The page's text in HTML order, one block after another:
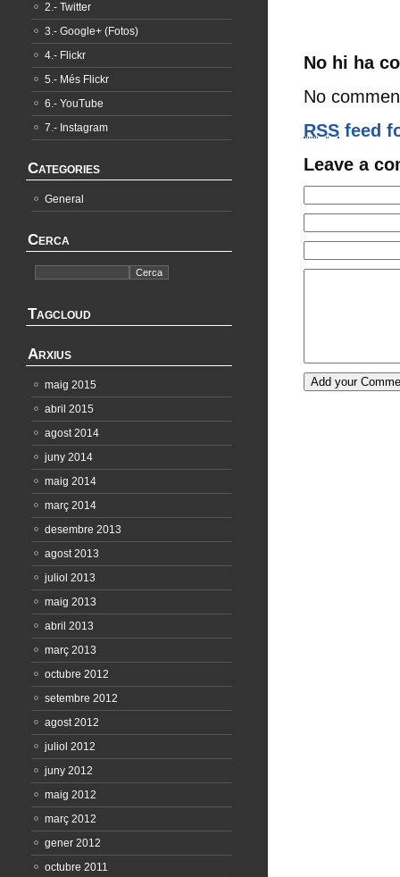
No hi ha
No
RSS feed
Leave a
2.- Twitter
3.- Google+ (Fotos)
4.- Flickr
5.- Més Flickr
6.- YouTube
7.- Instagram
Categories
General
Cerca
Tagcloud
Arxius
maig 2015
abril 2015
agost 2014
juny 2014
maig 2014
març 2014
desembre 2013
agost 2013
juliol 2013
maig 2013
abril 2013
març 2013
octubre 2012
setembre 2012
agost 2012
juliol 2012
juny 2012
maig 2012
març 2012
gener 2012
octubre 2011